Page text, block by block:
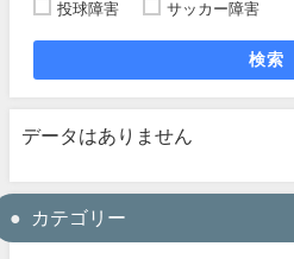
投球障害
サッカー障害
検索
データはありません
カテゴリー